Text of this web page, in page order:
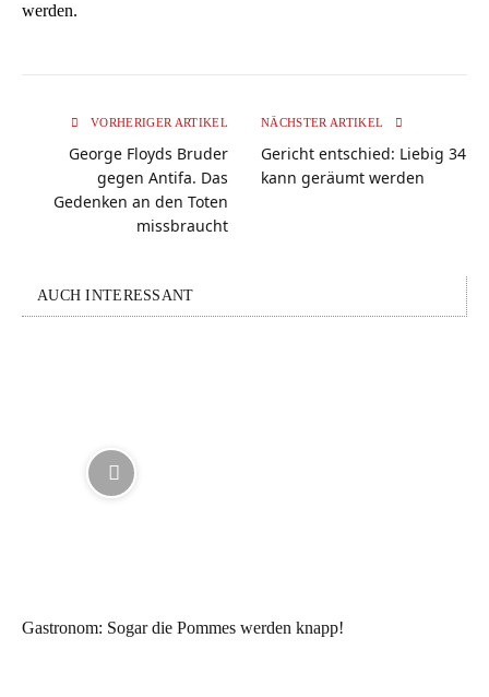
werden.
VORHERIGER ARTIKEL
George Floyds Bruder
gegen Antifa. Das
Gedenken an den Toten
missbraucht
NÄCHSTER ARTIKEL
Gericht entschied: Liebig 34
kann geräumt werden
AUCH INTERESSANT
Gastronom: Sogar die Pommes werden knapp!